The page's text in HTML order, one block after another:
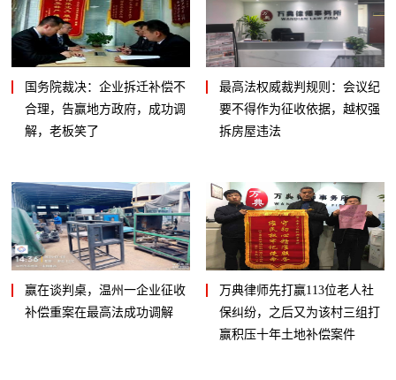
国务院裁决：企业拆迁补偿不
合理，告赢地方政府，成功调
解，老板笑了
最高法权威裁判规则：会议纪
要不得作为征收依据，越权强
拆房屋违法
赢在谈判桌，温州一企业征收
补偿重案在最高法成功调解
万典律师先打赢113位老人社
保纠纷，之后又为该村三组打
赢积压十年土地补偿案件